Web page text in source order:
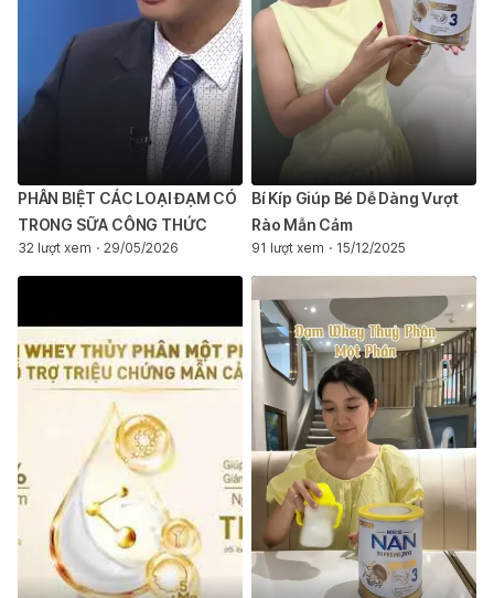
PHÂN BIỆT CÁC LOẠI ĐẠM CÓ
TRONG SỮA CÔNG THỨC
32 lượt xem 29/05/2026
Bí Kíp Giúp Bé Dễ Dàng Vượt
Rào Mẫn Cảm
91 lượt xem 15/12/2025